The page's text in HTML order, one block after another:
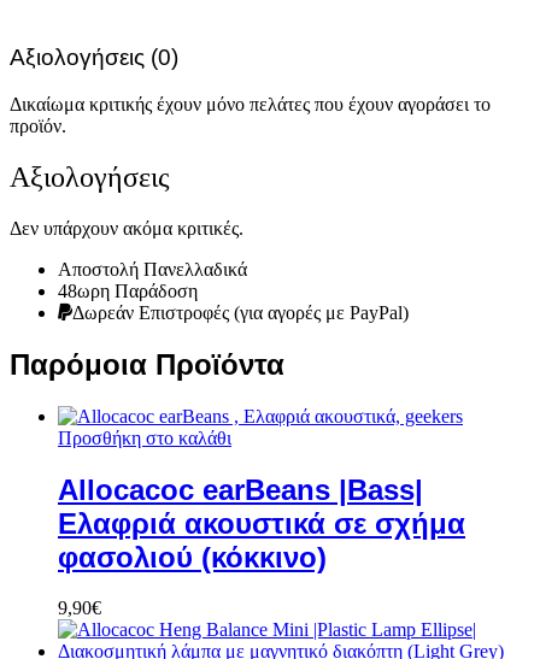
Αξιολογήσεις (0)
Δικαίωμα κριτικής έχουν μόνο πελάτες που έχουν αγοράσει το
προϊόν.
Αξιολογήσεις
Δεν υπάρχουν ακόμα κριτικές.
Αποστολή Πανελλαδικά
48ωρη Παράδοση
Δωρεάν Eπιστροφές (για αγορές με PayPal)
Παρόμοια Προϊόντα
Προσθήκη στο καλάθι
Allocacoc earBeans |Bass|
Ελαφριά ακουστικά σε σχήμα
φασολιού (κόκκινο)
9,90€